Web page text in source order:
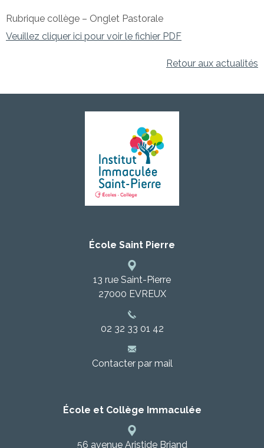
Rubrique collège – Onglet Pastorale
Veuillez cliquer ici pour voir le fichier PDF
Retour aux actualités
École Saint Pierre
13 rue Saint-Pierre
27000 EVREUX
02 32 33 01 42
Contacter par mail
École et Collège Immaculée
56 avenue Aristide Briand